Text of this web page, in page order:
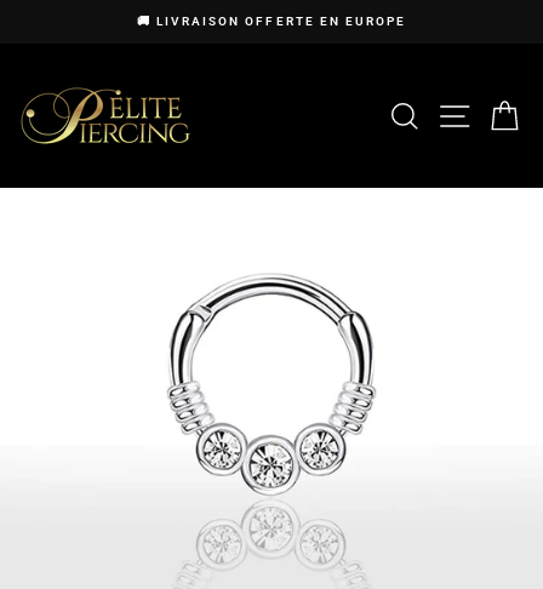
🚚 LIVRAISON OFFERTE EN EUROPE